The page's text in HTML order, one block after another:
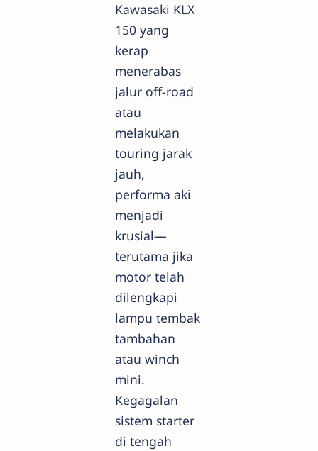
Kawasaki KLX
150 yang
kerap
menerabas
jalur off-road
atau
melakukan
touring jarak
jauh,
performa aki
menjadi
krusial—
terutama jika
motor telah
dilengkapi
lampu tembak
tambahan
atau winch
mini.
Kegagalan
sistem starter
di tengah